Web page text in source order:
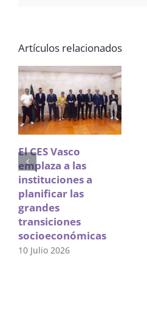
Artículos relacionados
El CES Vasco
emplaza a las
instituciones a
planificar las
grandes
transiciones
socioeconómicas
10 Julio 2026